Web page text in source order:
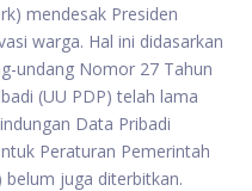
mendesak Presiden
warga. Hal ini didasarkan
undang Nomor 27 Tahun
(UU PDP) telah lama
Data Pribadi
Peraturan Pemerintah
belum juga diterbitkan.